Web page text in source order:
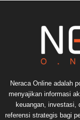
Neraca Online adalah
menyajikan informasi
keuangan, investasi,
referensi strategis bagi